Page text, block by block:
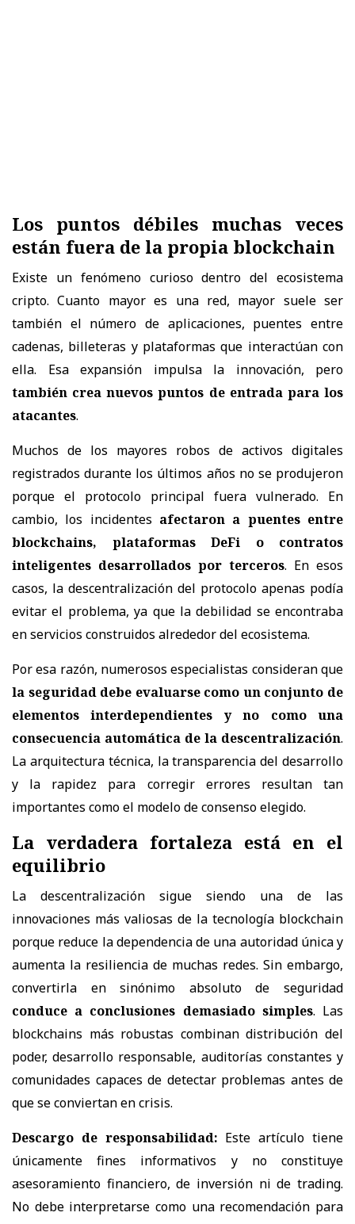
Los puntos débiles muchas veces
están fuera de la propia blockchain
Existe un fenómeno curioso dentro del ecosistema
cripto. Cuanto mayor es una red, mayor suele ser
también el número de aplicaciones, puentes entre
cadenas, billeteras y plataformas que interactúan con
ella. Esa expansión impulsa la innovación, pero
también crea nuevos puntos de entrada para los
atacantes.
Muchos de los mayores robos de activos digitales
registrados durante los últimos años no se produjeron
porque el protocolo principal fuera vulnerado. En
cambio, los incidentes afectaron a puentes entre
blockchains, plataformas DeFi o contratos
inteligentes desarrollados por terceros. En esos
casos, la descentralización del protocolo apenas podía
evitar el problema, ya que la debilidad se encontraba
en servicios construidos alrededor del ecosistema.
Por esa razón, numerosos especialistas consideran que
la seguridad debe evaluarse como un conjunto de
elementos interdependientes y no como una
consecuencia automática de la descentralización.
La arquitectura técnica, la transparencia del desarrollo
y la rapidez para corregir errores resultan tan
importantes como el modelo de consenso elegido.
La verdadera fortaleza está en el
equilibrio
La descentralización sigue siendo una de las
innovaciones más valiosas de la tecnología blockchain
porque reduce la dependencia de una autoridad única y
aumenta la resiliencia de muchas redes. Sin embargo,
convertirla en sinónimo absoluto de seguridad
conduce a conclusiones demasiado simples. Las
blockchains más robustas combinan distribución del
poder, desarrollo responsable, auditorías constantes y
comunidades capaces de detectar problemas antes de
que se conviertan en crisis.
Descargo de responsabilidad: Este artículo tiene
únicamente fines informativos y no constituye
asesoramiento financiero, de inversión ni de trading.
No debe interpretarse como una recomendación para